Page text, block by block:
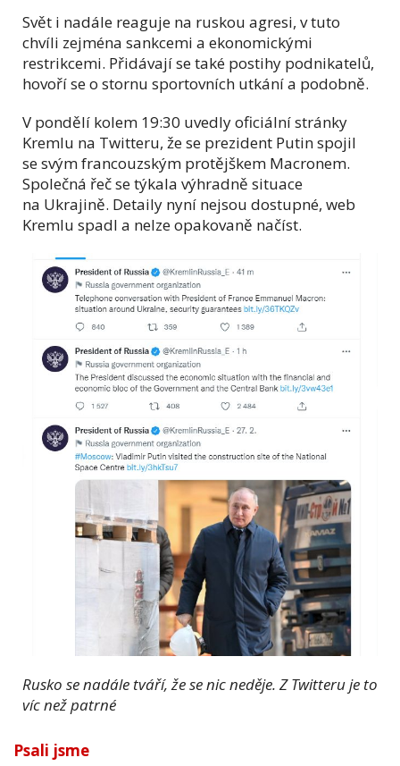
Svět i nadále reaguje na ruskou agresi, v tuto
chvíli zejména sankcemi a ekonomickými
restrikcemi. Přidávají se také postihy podnikatelů,
hovoří se o stornu sportovních utkání a podobně.
V pondělí kolem 19:30 uvedly oficiální stránky
Kremlu na Twitteru, že se prezident Putin spojil
se svým francouzským protějškem Macronem.
Společná řeč se týkala výhradně situace
na Ukrajině. Detaily nyní nejsou dostupné, web
Kremlu spadl a nelze opakovaně načíst.
Rusko se nadále tváří, že se nic neděje. Z Twitteru je to
víc než patrné
Psali jsme